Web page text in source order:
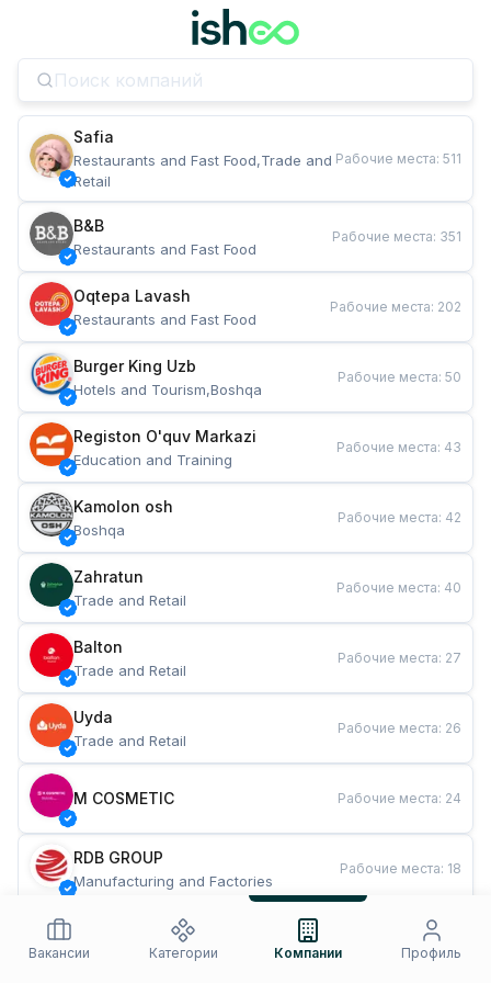
Safia
Restaurants and Fast Food,Trade and
Retail
Рабочие места: 511
B&B
Restaurants and Fast Food
Рабочие места: 351
Oqtepa Lavash
Restaurants and Fast Food
Рабочие места: 202
Burger King Uzb
Hotels and Tourism,Boshqa
Рабочие места: 50
Registon O'quv Markazi
Education and Training
Рабочие места: 43
Kamolon osh
Boshqa
Рабочие места: 42
Zahratun
Trade and Retail
Рабочие места: 40
Balton
Trade and Retail
Рабочие места: 27
Uyda
Trade and Retail
Рабочие места: 26
M COSMETIC Рабочие места: 24
RDB GROUP
Manufacturing and Factories
Рабочие места: 18
Restaurants and Fast Food
Рабочие места
Вакансии
Категории Компании Профиль